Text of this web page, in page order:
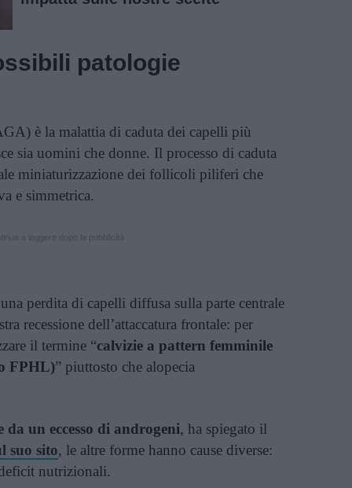
patologie
è la malattia di caduta dei capelli più
sia uomini che donne. Il processo di caduta
miniaturizzazione dei follicoli piliferi che
e simmetrica.
perdita di capelli diffusa sulla parte centrale
recessione dell’attaccatura frontale: per
il termine “calvizie a pattern femminile
FPHL)” piuttosto che alopecia
da un eccesso di androgeni, ha spiegato il
suo sito, le altre forme hanno cause diverse:
nutrizionali.